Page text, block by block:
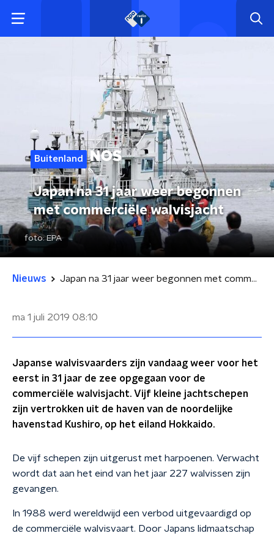
Buitenland
Japan na 31 jaar weer begonnen
met commerciële walvisjacht
foto:EPA
Nieuws Japan na 31 jaar weer begonnen met commerciële walvisjacht
ma 1 juli 2019 08:10
Japanse walvisvaarders zijn vandaag weer voor het
eerst in 31 jaar de zee opgegaan voor de
commerciële walvisjacht. Vijf kleine jachtschepen
zijn vertrokken uit de haven van de noordelijke
havenstad Kushiro, op het eiland Hokkaido.
De vijf schepen zijn uitgerust met harpoenen. Verwacht
wordt dat aan het eind van het jaar 227 walvissen zijn
gevangen.
In 1988 werd wereldwijd een verbod uitgevaardigd op
de commerciële walvisvaart. Door Japans lidmaatschap